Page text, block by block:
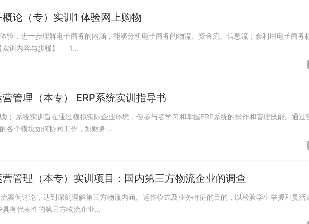
论（专）实训1 体验网上购物
验，进一步理解电子商务的内涵；能够分析电子商务的物流、资金流、信息流；会利用电子商务
网站进行全面比较分析。 【实训内容与步骤】 1...
管理（本专） ERP系统实训指导书
）系统实训旨在通过模拟实际企业环境，使参与者学习和掌握ERP系统的操作和管理技能。通过
各个模块如何协同工作，如财务...
管理（本专）实训项目：国内第三方物流企业的调查
案例讨论，达到深刻理解第三方物流内涵、运作模式及业务特征的目的，以检验学生掌握和灵活
有代表性的第三方物流企业...